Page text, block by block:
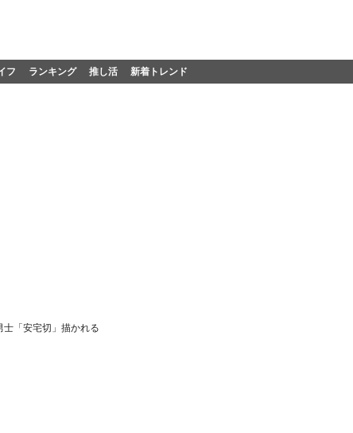
フ ランキング 推し活 新着トレンド
士「安宅切」描かれる